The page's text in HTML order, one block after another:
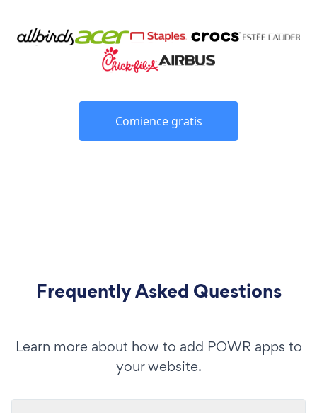
Comience gratis
Frequently Asked Questions
Learn more about how to add POWR apps to
your website.